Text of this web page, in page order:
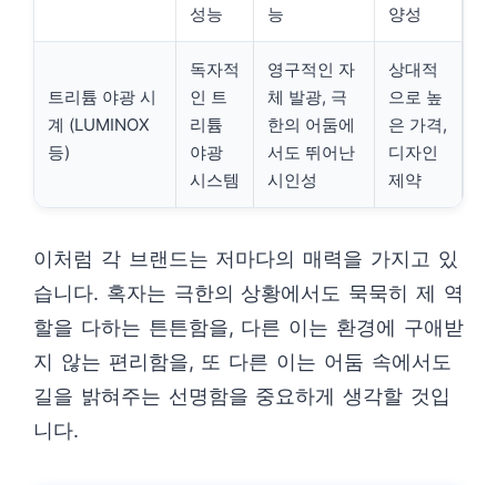
성능
능
양성
트리튬 야광 시
계 (LUMINOX
등)
독자적
인 트
리튬
야광
시스템
영구적인 자
체 발광, 극
한의 어둠에
서도 뛰어난
시인성
상대적
으로 높
은 가격,
디자인
제약
이처럼 각 브랜드는 저마다의 매력을 가지고 있
습니다. 혹자는 극한의 상황에서도 묵묵히 제 역
할을 다하는 튼튼함을, 다른 이는 환경에 구애받
지 않는 편리함을, 또 다른 이는 어둠 속에서도
길을 밝혀주는 선명함을 중요하게 생각할 것입
니다.